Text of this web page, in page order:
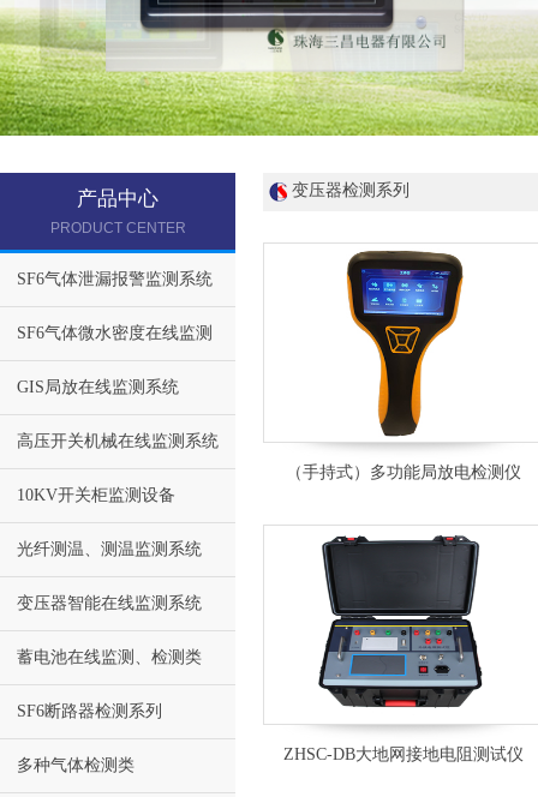
产品中心
PRODUCT CENTER
SF6气体泄漏报警监测系统
SF6气体微水密度在线监测
GIS局放在线监测系统
高压开关机械在线监测系统
10KV开关柜监测设备
光纤测温、测温监测系统
变压器智能在线监测系统
蓄电池在线监测、检测类
SF6断路器检测系列
多种气体检测类
变压器检测系列
（手持式）多功能局放电检测仪
ZHSC-DB大地网接地电阻测试仪